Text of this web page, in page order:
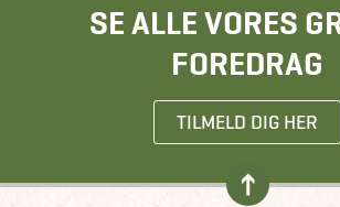
SE ALLE VORES
FOREDRAG
TILMELD DIG HER